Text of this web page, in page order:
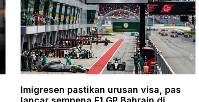
Imigresen pastikan urusan visa, pas